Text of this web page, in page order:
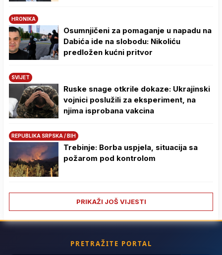
HRONIKA
Osumnjičeni za pomaganje u napadu na
Dabića ide na slobodu: Nikoliću
predložen kućni pritvor
SVIJET
Ruske snage otkrile dokaze: Ukrajinski
vojnici poslužili za eksperiment, na
njima isprobana vakcina
REPUBLIKA SRPSKA / BIH
Trebinje: Borba uspjela, situacija sa
požarom pod kontrolom
PRIKAŽI JOŠ VIJESTI
PRETRAŽITE PORTAL